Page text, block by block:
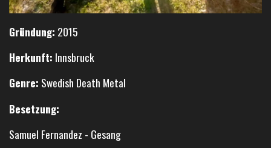
Gründung: 2015
Herkunft: Innsbruck
Genre: Swedish Death Metal
Besetzung:
Samuel Fernandez - Gesang